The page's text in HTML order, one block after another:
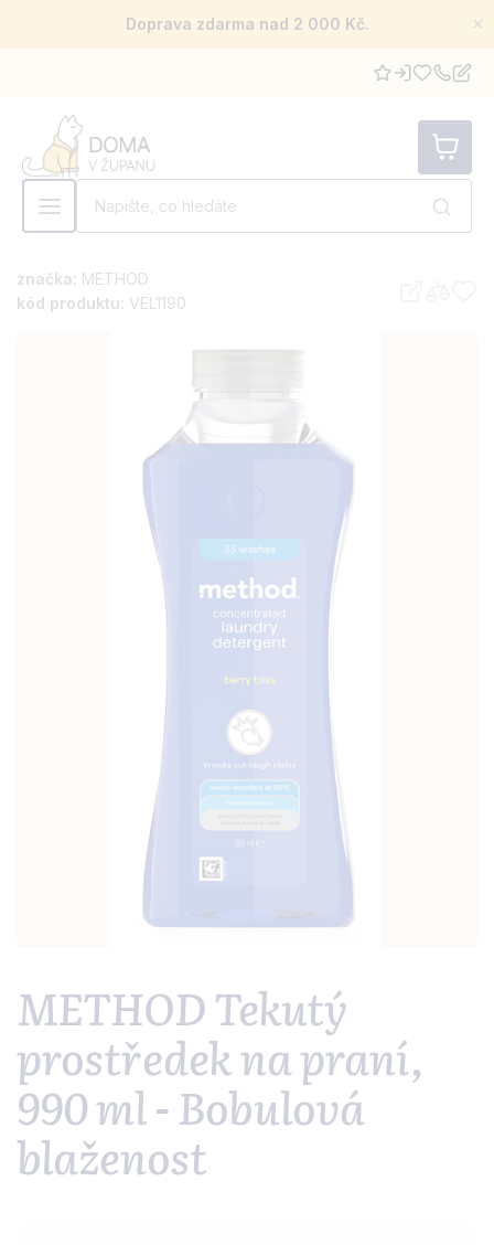
Doprava zdarma nad 2 000 Kč. ×
značka: METHOD
kód produktu: VEL1190
METHOD Tekutý
prostředek na praní,
990 ml - Bobulová
blaženost